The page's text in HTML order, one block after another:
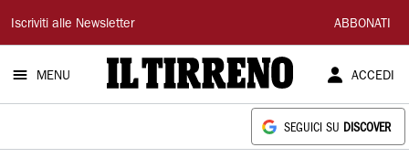
Il
Tirreno
Iscriviti alle Newsletter ABBONATI
MENU ACCEDI
SEGUICI SU DISCOVER